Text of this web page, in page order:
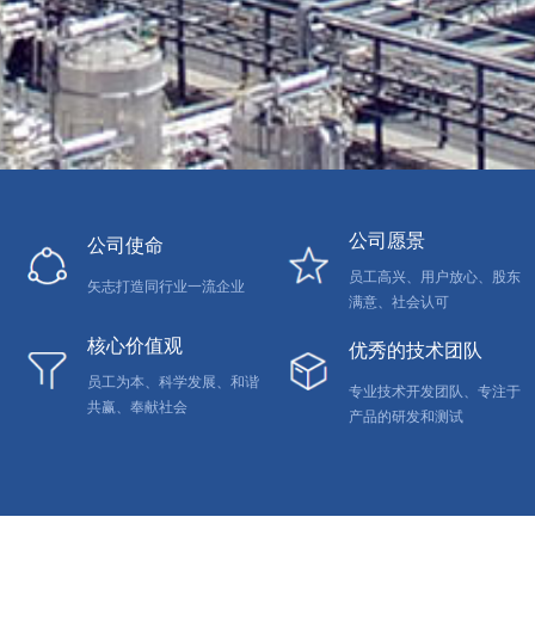
公司愿景
员工高兴、用户放心、股东
满意、社会认可
公司使命
矢志打造同行业一流企业
核心价值观
员工为本、科学发展、和谐
共赢、奉献社会
优秀的技术团队
专业技术开发团队、专注于
产品的研发和测试